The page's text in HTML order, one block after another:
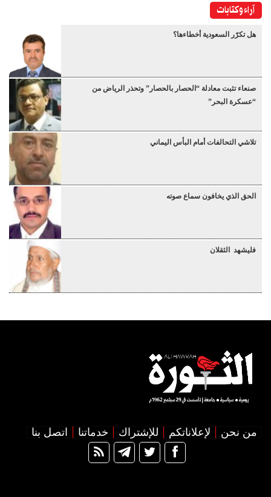
آراء وكتابات
هل تكرّر السعودية أخطاءها؟
صنعاء تثبت معادلة “الحصار بالحصار” وتحذر الرياض من
“عسكرة البحر”
تلاشي التحالفات أمام البأس اليماني
الحق الذي يخافون سماع صوته
فليشهد الثقلان
من نحن لإعلاناتكم للإشتراك خدماتنا اتصل بنا